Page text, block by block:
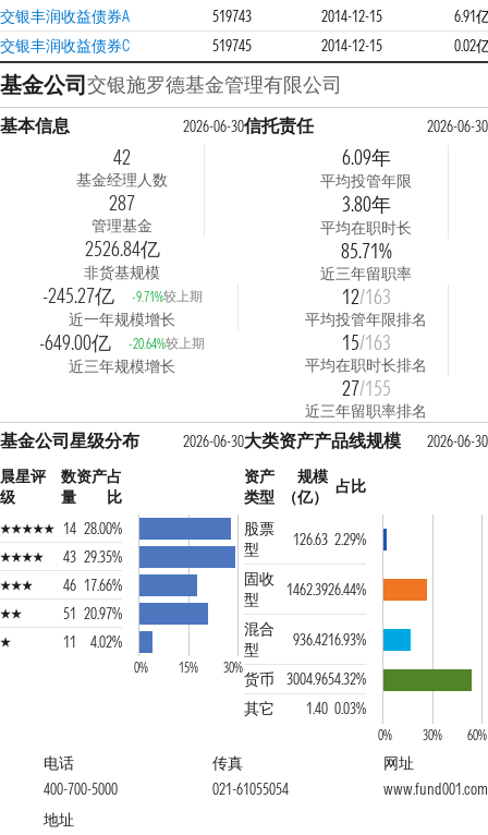
交银丰润收益债券A
519743 2014-12-15
6.91
交银丰润收益债券C
519745 2014-12-15 0.02
基金公司交银施罗德基金管理有限公司
基本信息 2026-06-30
42
基金经理人数
287
管理基金
2526.84亿
非货基规模
-245.27亿 -9.71%较上期
近一年规模增长
-649.00亿 -20.64%较上期
近三年规模增长
信托责任 2026-06-30
6.09年
平均投管年限
3.80年
平均在职时长
85.71%
近三年留职率
12/163
平均投管年限排名
15/163
平均在职时长排名
27/155
近三年留职率排名
基金公司星级分布
2026-06-30
晨星评
级
数
量
资产占
比
14 28.00%
43 29.35%
46 17.66%
51 20.97%
11
4.02%
0% 15% 30%
大类资产产品线规模
2026-06-30
资产
类型
规模
（亿）
占比
股票
型
126.63 2.29%
固收
型
1462.3926.44%
混合
型
936.4216.93%
货币
3004.9654.32%
其它
1.40 0.03%
0% 30% 60%
电话
400-700-5000
传真
021-61055054
网址
www.fund001.com
地址